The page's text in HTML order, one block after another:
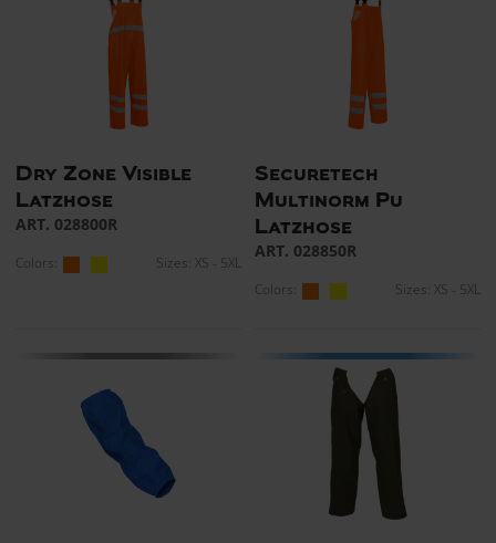
Dry Zone Visible
Latzhose
ART. 028800R
Colors: Sizes: XS - 5XL
Securetech
Multinorm Pu
Latzhose
ART. 028850R
Colors: Sizes: XS - 5XL